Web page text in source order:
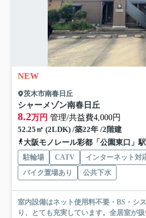
NEW
茨木市南春日丘
シャーメゾン南春日丘
8.2万円 管理/共益費4,000円
52.25㎡ (2LDK) /築22年 /2階建
大阪モノレール彩都「公園東口」
駐輪場 CATV インターネット対
バイク置場あり
公共下水
室内設備はネット使用料不要・BS・シ
り、とても充実しています。全居室が